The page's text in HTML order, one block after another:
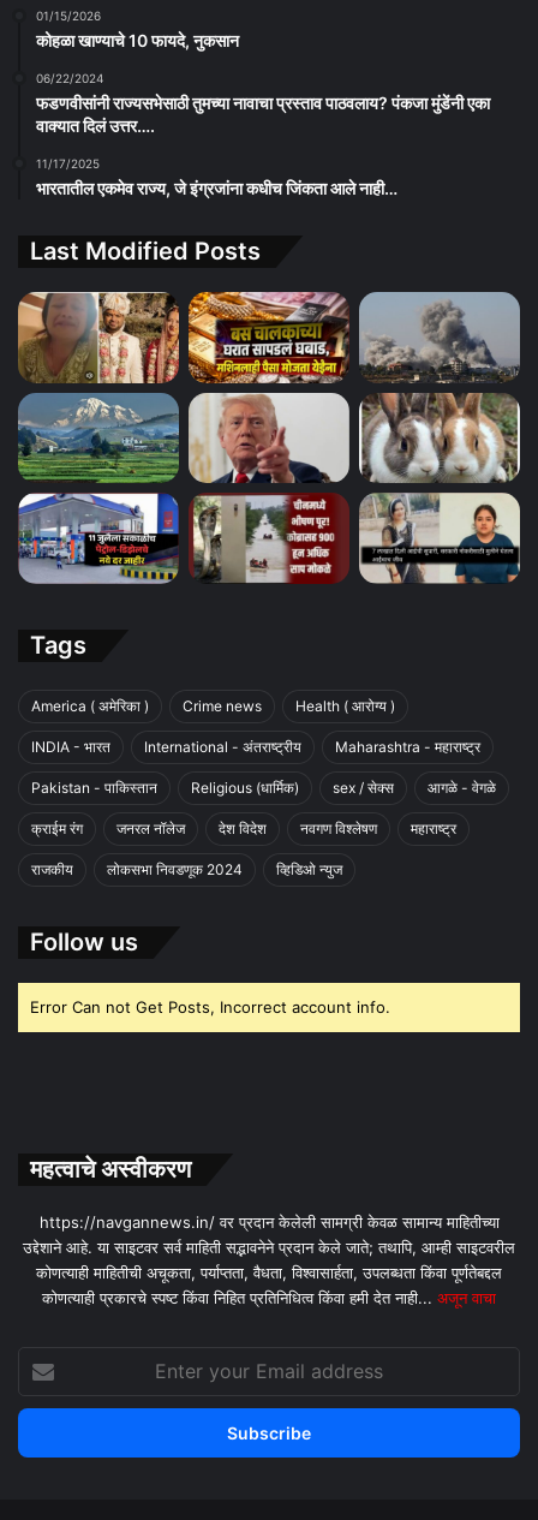
01/15/2026
कोहळा खाण्याचे 10 फायदे, नुकसान
06/22/2024
फडणवीसांनी राज्यसभेसाठी तुमच्या नावाचा प्रस्ताव पाठवलाय? पंकजा मुंडेंनी एका
वाक्यात दिलं उत्तर….
11/17/2025
भारतातील एकमेव राज्य, जे इंग्रजांना कधीच जिंकता आले नाही…
Last Modified Posts
Tags
America ( अमेरिका ) Crime news Health ( आरोग्य )
INDIA - भारत International - अंतराष्ट्रीय Maharashtra - महाराष्ट्र
Pakistan - पाकिस्तान Religious (धार्मिक) sex / सेक्स आगळे - वेगळे
क्राईम रंग जनरल नॉलेज देश विदेश नवगण विश्लेषण महाराष्ट्र
राजकीय लोकसभा निवडणूक 2024 व्हिडिओ न्युज
Follow us
Error Can not Get Posts, Incorrect account info.
महत्वाचे अस्वीकरण
https://navgannews.in/ वर प्रदान केलेली सामग्री केवळ सामान्य माहितीच्या
उद्देशाने आहे. या साइटवर सर्व माहिती सद्भावनेने प्रदान केले जाते; तथापि, आम्ही साइटवरील
कोणत्याही माहितीची अचूकता, पर्याप्तता, वैधता, विश्वासार्हता, उपलब्धता किंवा पूर्णतेबद्दल
कोणत्याही प्रकारचे स्पष्ट किंवा निहित प्रतिनिधित्व किंवा हमी देत ​​नाही... अजून वाचा
your
Email